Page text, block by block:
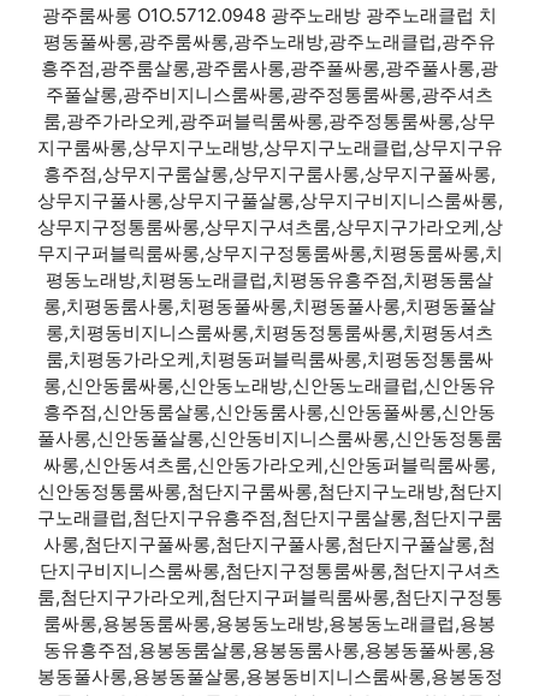
광주룸싸롱 O1O.5712.0948 광주노래방 광주노래클럽 치
평동풀싸롱,광주룸싸롱,광주노래방,광주노래클럽,광주유
흥주점,광주룸살롱,광주룸사롱,광주풀싸롱,광주풀사롱,광
주풀살롱,광주비지니스룸싸롱,광주정통룸싸롱,광주셔츠
룸,광주가라오케,광주퍼블릭룸싸롱,광주정통룸싸롱,상무
지구룸싸롱,상무지구노래방,상무지구노래클럽,상무지구유
흥주점,상무지구룸살롱,상무지구룸사롱,상무지구풀싸롱,
상무지구풀사롱,상무지구풀살롱,상무지구비지니스룸싸롱,
상무지구정통룸싸롱,상무지구셔츠룸,상무지구가라오케,상
무지구퍼블릭룸싸롱,상무지구정통룸싸롱,치평동룸싸롱,치
평동노래방,치평동노래클럽,치평동유흥주점,치평동룸살
롱,치평동룸사롱,치평동풀싸롱,치평동풀사롱,치평동풀살
롱,치평동비지니스룸싸롱,치평동정통룸싸롱,치평동셔츠
룸,치평동가라오케,치평동퍼블릭룸싸롱,치평동정통룸싸
롱,신안동룸싸롱,신안동노래방,신안동노래클럽,신안동유
흥주점,신안동룸살롱,신안동룸사롱,신안동풀싸롱,신안동
풀사롱,신안동풀살롱,신안동비지니스룸싸롱,신안동정통룸
싸롱,신안동셔츠룸,신안동가라오케,신안동퍼블릭룸싸롱,
신안동정통룸싸롱,첨단지구룸싸롱,첨단지구노래방,첨단지
구노래클럽,첨단지구유흥주점,첨단지구룸살롱,첨단지구룸
사롱,첨단지구풀싸롱,첨단지구풀사롱,첨단지구풀살롱,첨
단지구비지니스룸싸롱,첨단지구정통룸싸롱,첨단지구셔츠
룸,첨단지구가라오케,첨단지구퍼블릭룸싸롱,첨단지구정통
룸싸롱,용봉동룸싸롱,용봉동노래방,용봉동노래클럽,용봉
동유흥주점,용봉동룸살롱,용봉동룸사롱,용봉동풀싸롱,용
봉동풀사롱,용봉동풀살롱,용봉동비지니스룸싸롱,용봉동정